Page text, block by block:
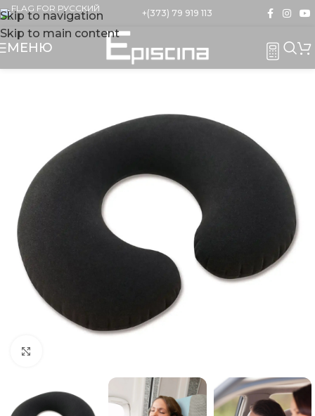
Skip to navigation
Skip to main content
+(373) 79 919 113
МЕНЮ